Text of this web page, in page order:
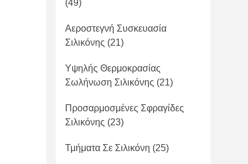
(49)
Αεροστεγνή Συσκευασία
Σιλικόνης (21)
Υψηλής Θερμοκρασίας
Σωλήνωση Σιλικόνης (21)
Προσαρμοσμένες Σφραγίδες
Σιλικόνης (23)
Τμήματα Σε Σιλικόνη (25)